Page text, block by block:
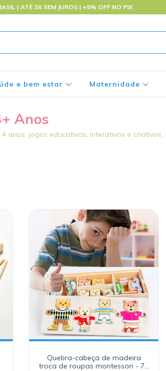
| ATÉ 3X SEM JUROS | +5% OFF NO PIX
e bem estar Maternidade
Anos
anos: jogos educativos, interativos e criativos.
Quebra-cabeça de madeira
troca de roupas montessori - 72